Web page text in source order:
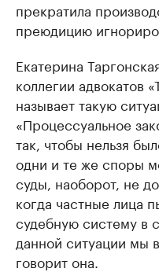
прекратила
преюдицию
Екатерина
коллегии адвокатов
называет такую
«Процессуальное
так, чтобы нельзя
одни и те же споры
суды, наоборот, не
когда частные лица
судебную систему в
данной ситуации мы
говорит она.